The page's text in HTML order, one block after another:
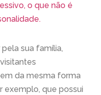
o que não é
sua família,
da mesma forma
exemplo, que possui